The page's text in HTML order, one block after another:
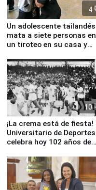
4
Un adolescente tailandés
mata a siete personas en
un tiroteo en su casa y
10
¡La crema está de fiesta!
Universitario de Deportes
celebra hoy 102 años de